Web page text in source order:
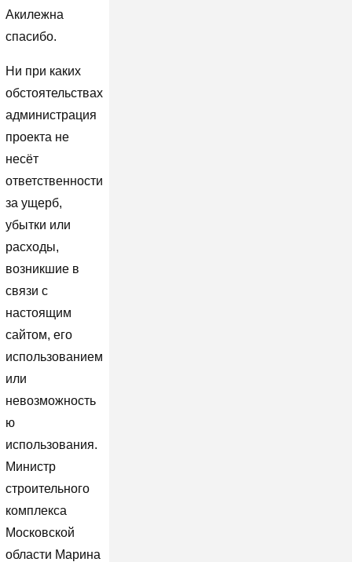
Акилежна
спасибо.
Ни при каких
обстоятельствах
администрация
проекта не
несёт
ответственности
за ущерб,
убытки или
расходы,
возникшие в
связи с
настоящим
сайтом, его
использованием
или
невозможность
ю
использования.
Министр
строительного
комплекса
Московской
области Марина